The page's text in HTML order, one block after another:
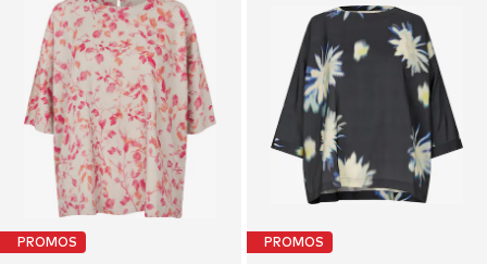
PROMOS PROMOS